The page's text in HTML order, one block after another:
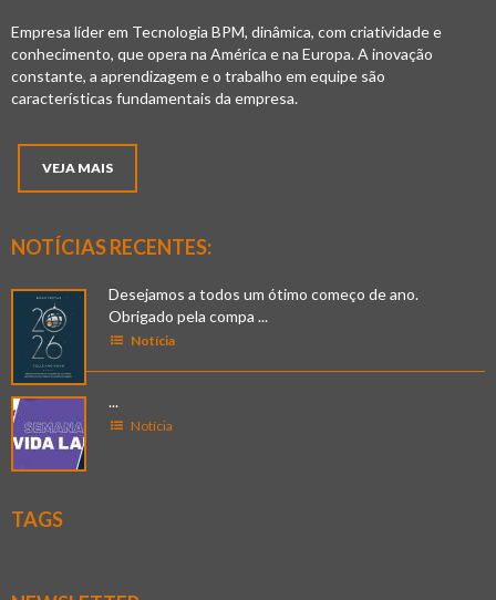
Empresa líder em Tecnologia BPM, dinâmica, com criatividade e
conhecimento, que opera na América e na Europa. A inovação
constante, a aprendizagem e o trabalho em equipe são
características fundamentais da empresa.
VEJA MAIS
NOTÍCIAS RECENTES:
Desejamos a todos um ótimo começo de ano.
Obrigado pela compa ...
Notícia
...
Notícia
TAGS